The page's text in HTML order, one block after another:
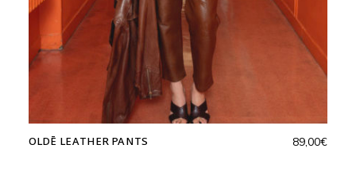
OLDĒ LEATHER PANTS 89,00€